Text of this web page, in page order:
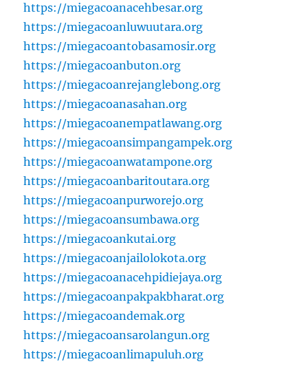
https://miegacoanacehbesar.org
https://miegacoanluwuutara.org
https://miegacoantobasamosir.org
https://miegacoanbuton.org
https://miegacoanrejanglebong.org
https://miegacoanasahan.org
https://miegacoanempatlawang.org
https://miegacoansimpangampek.org
https://miegacoanwatampone.org
https://miegacoanbaritoutara.org
https://miegacoanpurworejo.org
https://miegacoansumbawa.org
https://miegacoankutai.org
https://miegacoanjailolokota.org
https://miegacoanacehpidiejaya.org
https://miegacoanpakpakbharat.org
https://miegacoandemak.org
https://miegacoansarolangun.org
https://miegacoanlimapuluh.org